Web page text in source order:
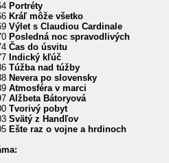
Portréty
Kráľ môže všetko
Výlet s Claudiou Cardinale
Posledná noc spravodlivých
Čas do úsvitu
Indický kľúč
Túžba nad túžby
Nevera po slovensky
Atmosféra v marci
Alžbeta Bátoryová
Tvorivý pobyt
Svätý z Handľov
Ešte raz o vojne a hrdinoch